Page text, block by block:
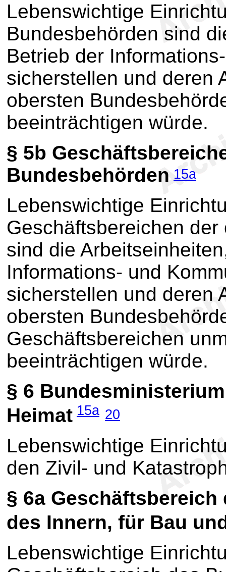
Lebenswichtige
Bundesbehörden sind
Betrieb der
sicherstellen und deren
obersten
beeinträchtigen würde.
§ 5b
Bundesbehörden 15a
Lebenswichtige
Geschäftsbereichen
sind die
Informations- und
sicherstellen und deren
obersten
Geschäftsbereichen
beeinträchtigen würde.
§ 6
Heimat 15a 20
Lebenswichtige
den Zivil- und
§ 6a
des Innern, für Bau
Lebenswichtige